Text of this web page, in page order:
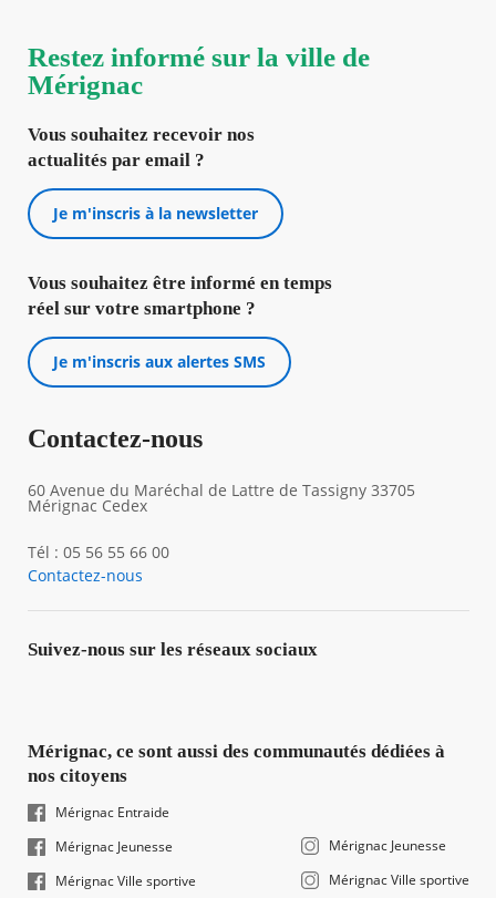
Restez informé sur la ville de
Mérignac
Vous souhaitez recevoir nos
actualités par email ?
Je m'inscris à la newsletter
Vous souhaitez être informé en temps
réel sur votre smartphone ?
Je m'inscris aux alertes SMS
Contactez-nous
60 Avenue du Maréchal de Lattre de Tassigny 33705
Mérignac Cedex
Tél : 05 56 55 66 00
Contactez-nous
Suivez-nous sur les réseaux sociaux
Mérignac, ce sont aussi des communautés dédiées à
nos citoyens
Mérignac Entraide
Mérignac Jeunesse
Mérignac Ville sportive
Mérignac Jeunesse
Mérignac Ville sportive